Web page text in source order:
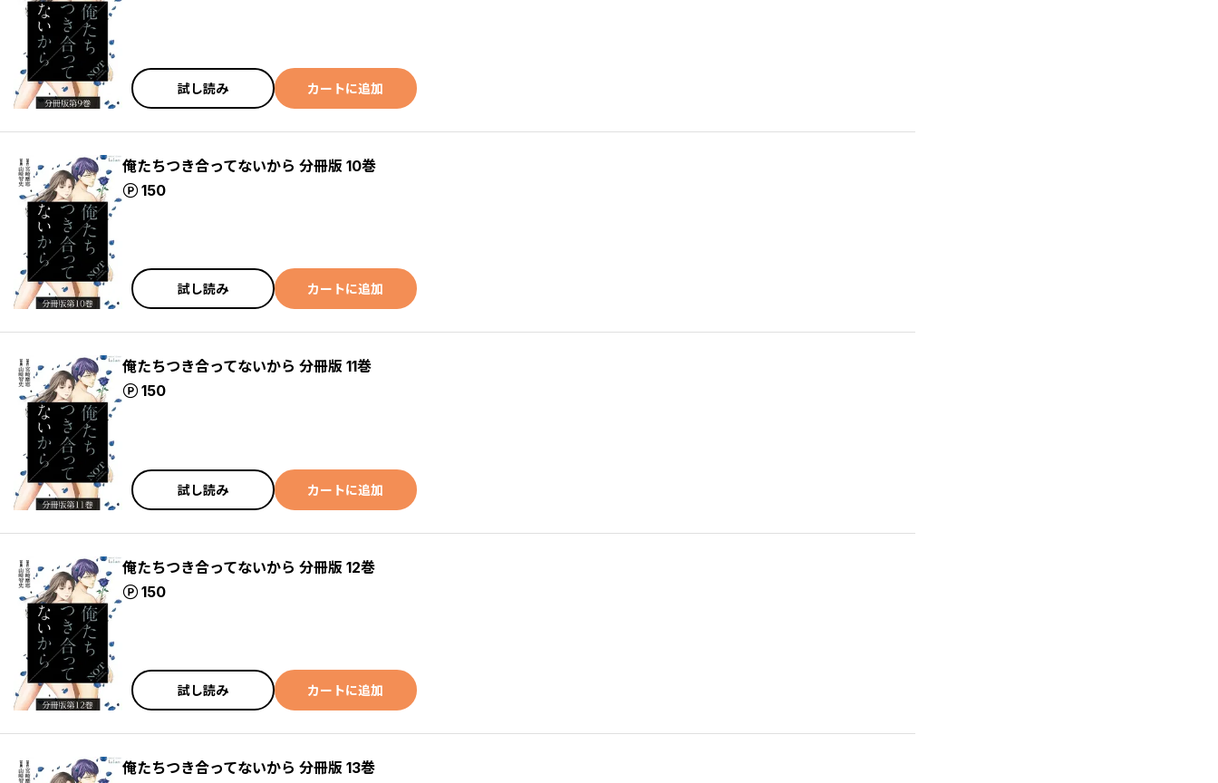
試し読み カートに追加
俺たちつき合ってないから 分冊版 10巻
150
ポイント
試し読み カートに追加
俺たちつき合ってないから 分冊版 11巻
150
ポイント
試し読み カートに追加
俺たちつき合ってないから 分冊版 12巻
150
ポイント
試し読み カートに追加
俺たちつき合ってないから 分冊版 13巻